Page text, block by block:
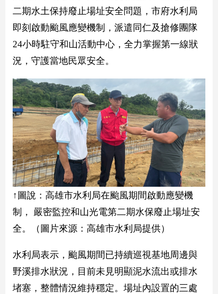
治
焦
觀
民
調
國
會
焦
點
觀
點
兩
岸/
國
社
地
方
二期水土保持廢止場址安全問題，市府水利局
即刻啟動颱風應變機制，派遣同仁及搶修團隊
24小時駐守和山活動中心，全力掌握第一線狀
況，守護當地民眾安全。
↑圖說：高雄市水利局在颱風期間啟動應變機
制， 嚴密監控和山光電第二期水保廢止場址安
全。（圖片來源：高雄市水利局提供）
水利局表示，颱風期間已持續巡視基地周邊與
野溪排水狀況，目前未見明顯泥水流出或排水
堵塞，整體情況維持穩定。場址內設置的三處